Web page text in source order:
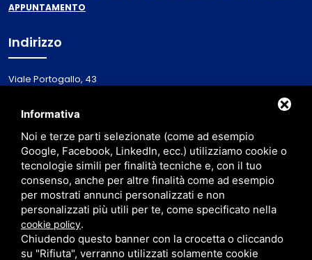
APPUNTAMENTO
Indirizzo
Viale Portogallo, 43
Italy
Via Primieri, 1
48123 - Ravenna (RA)
Informativa
Noi e terze parti selezionate (come ad esempio
Google, Facebook, LinkedIn, ecc.) utilizziamo cookie o
tecnologie simili per finalità tecniche e, con il tuo
consenso, anche per altre finalità come ad esempio
per mostrati annunci personalizzati e non
personalizzati più utili per te, come specificato nella
cookie policy.
Chiudendo questo banner con la crocetta o cliccando
su "Rifiuta", verranno utilizzati solamente cookie